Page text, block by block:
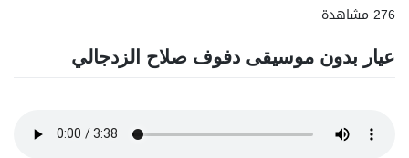
276 مشاهدة
عيار بدون موسيقى دفوف صلاح الزدجالي